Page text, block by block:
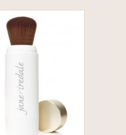
Varianten